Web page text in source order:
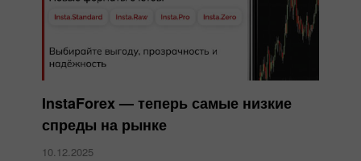
InstaForex — теперь самые низкие
спреды на рынке
10.12.2025